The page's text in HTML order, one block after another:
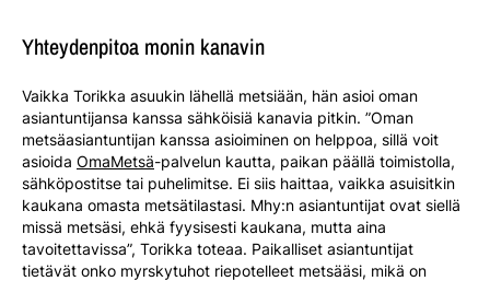
Yhteydenpitoa monin kanavin
Vaikka Torikka asuukin lähellä metsiään, hän asioi oman
asiantuntijansa kanssa sähköisiä kanavia pitkin. ”Oman
metsäasiantuntijan kanssa asioiminen on helppoa, sillä voit
asioida OmaMetsä-palvelun kautta, paikan päällä toimistolla,
sähköpostitse tai puhelimitse. Ei siis haittaa, vaikka asuisitkin
kaukana omasta metsätilastasi. Mhy:n asiantuntijat ovat siellä
missä metsäsi, ehkä fyysisesti kaukana, mutta aina
tavoitettavissa”, Torikka toteaa. Paikalliset asiantuntijat
tietävät onko myrskytuhot riepotelleet metsääsi, mikä on